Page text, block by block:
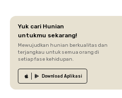
Yuk cari Hunian
untukmu sekarang!
Mewujudkan hunian berkualitas dan
terjangkau untuk semua orang di
setiap fase kehidupan.
Download Aplikasi